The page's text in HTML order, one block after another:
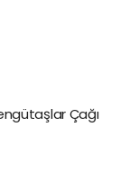
Çağı